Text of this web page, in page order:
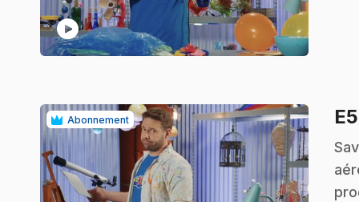
play_circle
Abonnement E5
.